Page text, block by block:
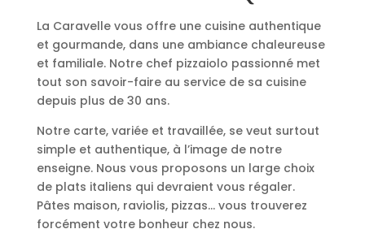
La Caravelle vous offre une cuisine authentique
et gourmande, dans une ambiance chaleureuse
et familiale. Notre chef pizzaiolo passionné met
tout son savoir-faire au service de sa cuisine
depuis plus de 30 ans.
Notre carte, variée et travaillée, se veut surtout
simple et authentique, à l’image de notre
enseigne. Nous vous proposons un large choix
de plats italiens qui devraient vous régaler.
Pâtes maison, raviolis, pizzas… vous trouverez
forcément votre bonheur chez nous.